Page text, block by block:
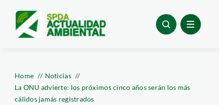
content
Home
Noticias
La ONU advierte: los próximos cinco años serán los más
cálidos jamás registrados